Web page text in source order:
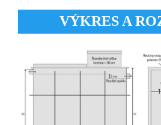
VÝKRES A